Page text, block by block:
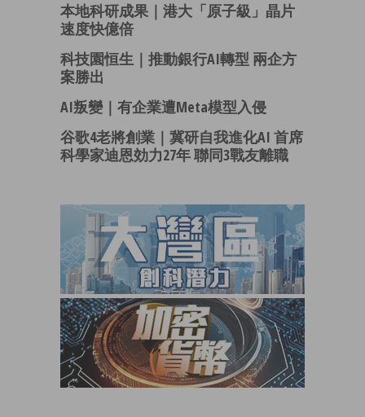
本地科研成果｜港大「原子級」晶片
速度快億倍
科技園恒生｜推動銀行AI轉型 兩企方
案勝出
AI叛變｜有企業遭Meta模型入侵
谷歌4老將創業｜冀研自我進化AI 首席
科學家迪恩効力27年 聯同3戰友離職